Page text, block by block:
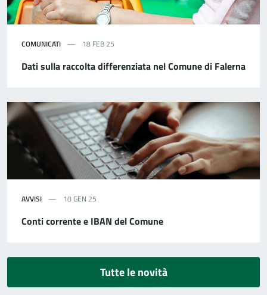
COMUNICATI 18 FEB 25
Dati sulla raccolta differenziata nel Comune di Falerna
AVVISI 10 GEN 25
Conti corrente e IBAN del Comune
Tutte le novità